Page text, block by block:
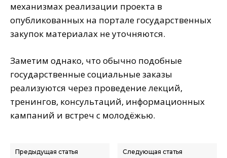
механизмах реализации проекта в
опубликованных на портале государственных
закупок материалах не уточняются.
Заметим однако, что обычно подобные
государственные социальные заказы
реализуются через проведение лекций,
тренингов, консультаций, информационных
кампаний и встреч с молодёжью.
Предыдущая статья Следующая статья